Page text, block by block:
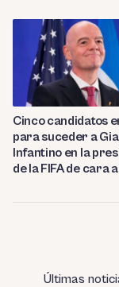
Cinco candidatos
para suceder a
Infantino en la
de la FIFA de cara
Últimas